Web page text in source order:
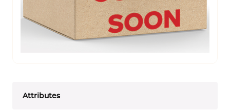
Attributes